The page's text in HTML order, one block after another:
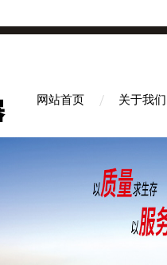
网站首页 关于我们